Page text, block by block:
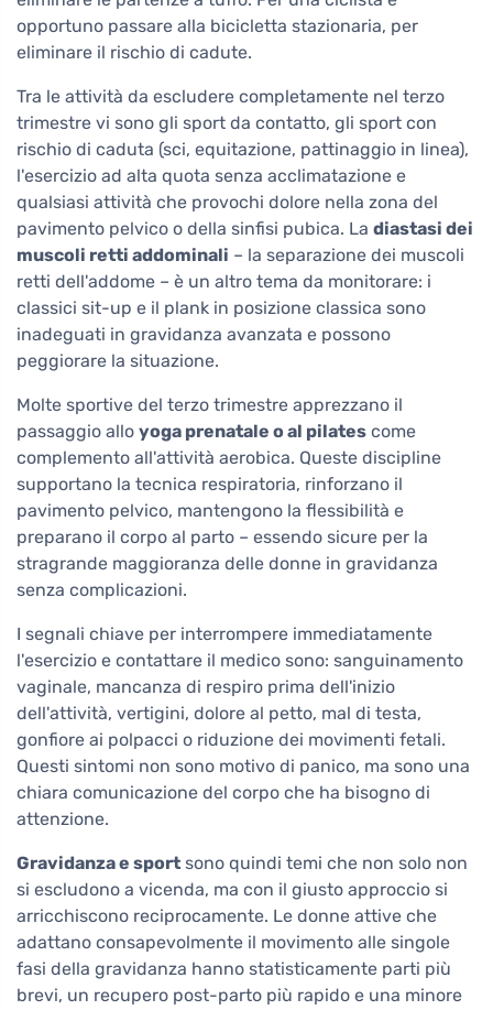
opportuno passare alla bicicletta stazionaria, per
eliminare il rischio di cadute.
Tra le attività da escludere completamente nel terzo
trimestre vi sono gli sport da contatto, gli sport con
rischio di caduta (sci, equitazione, pattinaggio in linea),
l'esercizio ad alta quota senza acclimatazione e
qualsiasi attività che provochi dolore nella zona del
pavimento pelvico o della sinfisi pubica. La diastasi dei
muscoli retti addominali – la separazione dei muscoli
retti dell'addome – è un altro tema da monitorare: i
classici sit-up e il plank in posizione classica sono
inadeguati in gravidanza avanzata e possono
peggiorare la situazione.
Molte sportive del terzo trimestre apprezzano il
passaggio allo yoga prenatale o al pilates come
complemento all'attività aerobica. Queste discipline
supportano la tecnica respiratoria, rinforzano il
pavimento pelvico, mantengono la flessibilità e
preparano il corpo al parto – essendo sicure per la
stragrande maggioranza delle donne in gravidanza
senza complicazioni.
I segnali chiave per interrompere immediatamente
l'esercizio e contattare il medico sono: sanguinamento
vaginale, mancanza di respiro prima dell'inizio
dell'attività, vertigini, dolore al petto, mal di testa,
gonfiore ai polpacci o riduzione dei movimenti fetali.
Questi sintomi non sono motivo di panico, ma sono una
chiara comunicazione del corpo che ha bisogno di
attenzione.
Gravidanza e sport sono quindi temi che non solo non
si escludono a vicenda, ma con il giusto approccio si
arricchiscono reciprocamente. Le donne attive che
adattano consapevolmente il movimento alle singole
fasi della gravidanza hanno statisticamente parti più
brevi, un recupero post-parto più rapido e una minore